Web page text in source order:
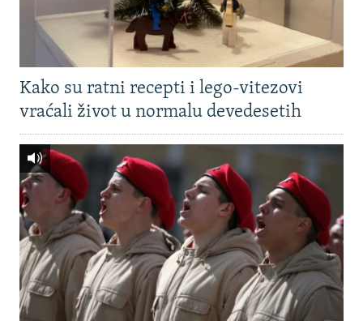
Kako su ratni recepti i lego-vitezovi
vraćali život u normalu devedesetih